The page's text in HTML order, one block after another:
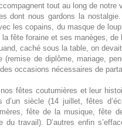
tout au long de notre
dont nous gardons la
les copains, du masque de
fête foraine et ses manèges,
caché sous la table, on
(remise de diplôme, mariage,
occasions nécessaires de
fêtes coutumières et leur
d’un siècle (14 juillet, fêtes
fête de la musique,
du travail). D’autres enfin